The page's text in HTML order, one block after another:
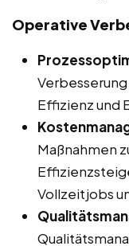
Operative
Effizienz und
Maßnahmen
Vollzeitjobs